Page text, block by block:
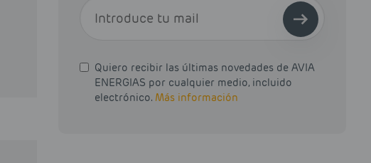
Quiero recibir las últimas novedades de AVIA
ENERGIAS por cualquier medio, incluido
electrónico. Más información